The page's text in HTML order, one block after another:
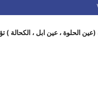
(عين الحلوة ، عين ابل ، الكحالة )